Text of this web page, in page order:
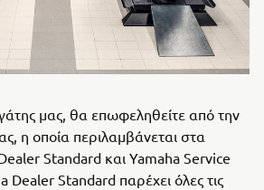
μας, θα επωφεληθείτε από την
η οποία περιλαμβάνεται στα
Standard και Yamaha Service
Dealer Standard παρέχει όλες τις